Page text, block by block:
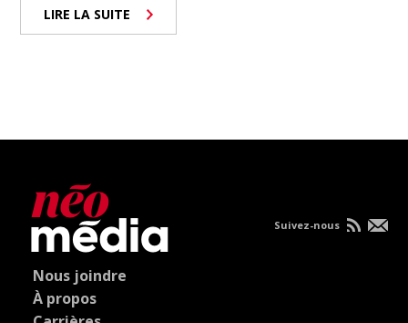
LIRE LA SUITE
Nous joindre
À propos
Suivez-nous